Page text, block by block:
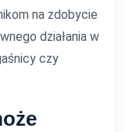
na zdobycie
działania w
czy